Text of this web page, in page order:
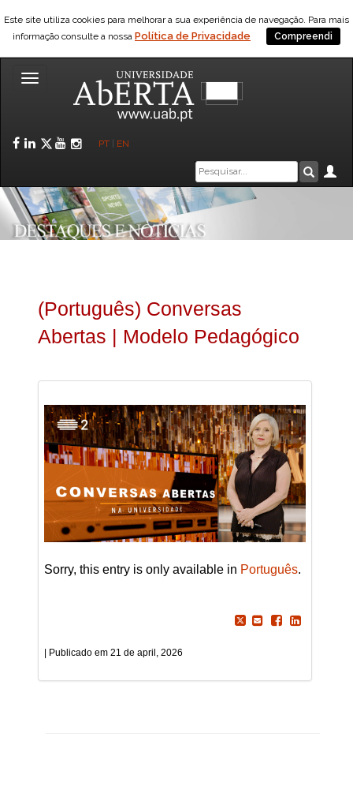
Este site utiliza cookies para melhorar a sua experiência de navegação. Para mais
informação consulte a nossa Política de Privacidade Compreendi
Toggle
Facebook
LinkedIn
Twitter
YouTube
Instagram
PT EN
Caixa
de
pesquisa
(Português) Conversas
Abertas | Modelo Pedagógico
Sorry, this entry is only available in Português.
21 de april, 2026